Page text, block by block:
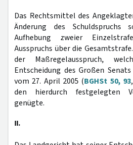
Das Rechtsmittel des
Änderung des Schuldspruchs
Aufhebung zweier
Ausspruchs über die
der Maßregelausspruch,
Entscheidung des Großen
vom 27. April 2005 (BGHSt 50, 93
den hierdurch festgelegten
genügte.
II.